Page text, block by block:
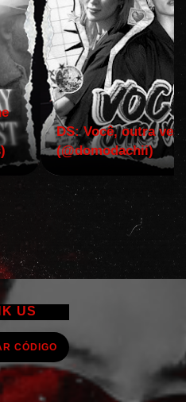
DS: Você, outra vez!
(@domodachii)
US
CÓDIGO